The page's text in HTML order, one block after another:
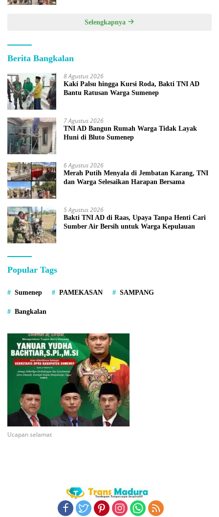
Selengkapnya
Berita Bangkalan
8 Agustus 2026
Kaki Palsu hingga Kursi Roda, Bakti TNI AD
Bantu Ratusan Warga Sumenep
7 Agustus 2026
TNI AD Bangun Rumah Warga Tidak Layak
Huni di Bluto Sumenep
6 Agustus 2026
Merah Putih Menyala di Jembatan Karang, TNI
dan Warga Selesaikan Harapan Bersama
5 Agustus 2026
Bakti TNI AD di Raas, Upaya Tanpa Henti Cari
Sumber Air Bersih untuk Warga Kepulauan
Popular Tags
Sumenep PAMEKASAN SAMPANG
Bangkalan
Ucapan selamat